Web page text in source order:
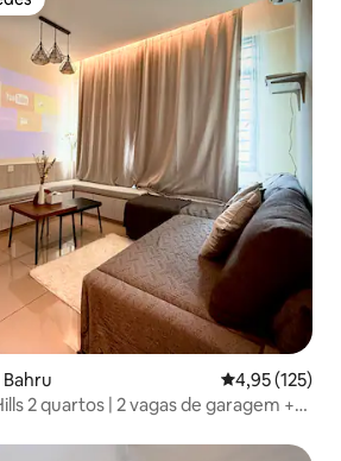
4,95 de uma
4,95 (125)
2 quartos | 2 vagas de garagem +